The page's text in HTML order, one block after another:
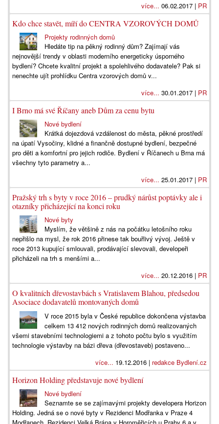
více... 06.02.2017 | PR
Kdo chce stavět, míří do CENTRA VZOROVÝCH DOMŮ
Projekty rodinných domů
Hledáte tip na pěkný rodinný dům? Zajímají vás
nejnovější trendy v oblasti moderního energeticky úsporného
bydlení? Chcete kvalitní projekt a spolehlivého dodavatele? Pak si
nenechte ujít prohlídku Centra vzorových domů v...
více... 30.01.2017 | PR
I Brno má své Říčany aneb Dům za cenu bytu
Nové bydlení
Krátká dojezdová vzdálenost do města, pěkné prostředí
na úpatí Vysočiny, klidné a finančně dostupné bydlení, bezpečné
pro děti a komfortní pro jejich rodiče. Bydlení v Říčanech u Brna má
všechny tyto parametry a...
více... 25.01.2017 | PR
Pražský trh s byty v roce 2016 – prudký nárůst poptávky ale i
otazníky přicházející na konci roku
Nové byty
Myslím, že většině z nás na počátku letošního roku
nepřišlo na mysl, že rok 2016 přinese tak bouřlivý vývoj. Ještě v
roce 2013 kupující smlouvali, prodávající slevovali, developeři
přicházeli na trh s menšími a...
více... 20.12.2016 | PR
O kvalitních dřevostavbách s Vratislavem Blahou, předsedou
Asociace dodavatelů montovaných domů
V roce 2015 byla v České republice dokončena výstavba
celkem 13 412 nových rodinných domů realizovaných
všemi stavebními technologiemi a z tohoto počtu bylo s využitím
technologie výstavby na bázi dřeva (dřevostaveb) postaveno...
více... 19.12.2016 | redakce Bydlení.cz
Horizon Holding představuje nové bydlení
Nové bydlení
Seznamte se se zajímavými projekty developera Horizon
Holding. Jedná se o nové byty v Rezidenci Modřanka v Praze 4